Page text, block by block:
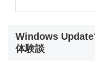
Windows Update
体験談